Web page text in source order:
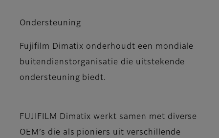
Ondersteuning
Fujifilm Dimatix onderhoudt een mondiale
buitendienstorganisatie die uitstekende
ondersteuning biedt.
FUJIFILM Dimatix werkt samen met diverse
OEM’s die als pioniers uit verschillende